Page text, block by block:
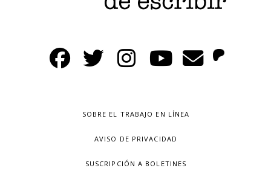
SOBRE EL TRABAJO EN LÍNEA
AVISO DE PRIVACIDAD
SUSCRIPCIÓN A BOLETINES